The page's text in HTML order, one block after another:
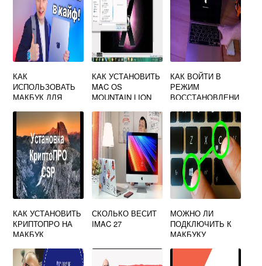
КАК
ИСПОЛЬЗОВАТЬ
МАКБУК ДЛЯ
КАК УСТАНОВИТЬ
MAC OS
MOUNTAIN LION
КАК ВОЙТИ В
РЕЖИМ
ВОССТАНОВЛЕНИ
WINDOWS
КЛАВИАТУРЕ
КАК УСТАНОВИТЬ
КРИПТОПРО НА
МАКБУК
СКОЛЬКО ВЕСИТ
IMAC 27
МОЖНО ЛИ
ПОДКЛЮЧИТЬ К
МАКБУКУ
КЛАВИАТУРУ